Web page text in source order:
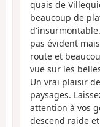
quais de
beaucoup de
pas évident
route et
vue sur les
Un vrai plaisir
paysages.
attention à vos
descend raide